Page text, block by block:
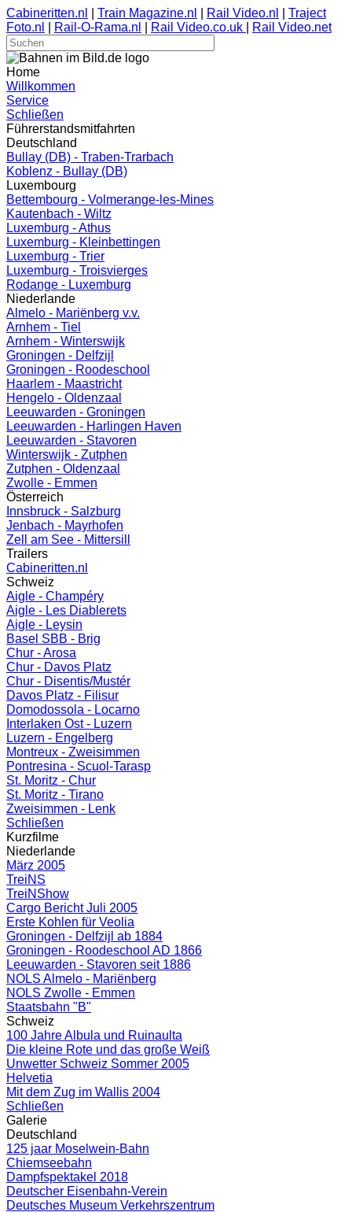
Cabineritten.nl Train Magazine.nl Rail Video.nl
Traject
Foto.nl
Rail-O-Rama.nl Rail Video.co.uk Rail Video.net
Home
Willkommen
Service
Schließen
Führerstandsmitfahrten
Deutschland
Bullay (DB) - Traben-Trarbach
Koblenz - Bullay (DB)
Luxembourg
Bettembourg - Volmerange-les-Mines
Kautenbach - Wiltz
Luxemburg - Athus
Luxemburg - Kleinbettingen
Luxemburg - Trier
Luxemburg - Troisvierges
Rodange - Luxemburg
Niederlande
Almelo - Mariënberg v.v.
Arnhem - Tiel
Arnhem - Winterswijk
Groningen - Delfzijl
Groningen - Roodeschool
Haarlem - Maastricht
Hengelo - Oldenzaal
Leeuwarden - Groningen
Leeuwarden - Harlingen Haven
Leeuwarden - Stavoren
Winterswijk - Zutphen
Zutphen - Oldenzaal
Zwolle - Emmen
Österreich
Innsbruck - Salzburg
Jenbach - Mayrhofen
Zell am See - Mittersill
Trailers
Cabineritten.nl
Schweiz
Aigle - Champéry
Aigle - Les Diablerets
Aigle - Leysin
Basel SBB - Brig
Chur - Arosa
Chur - Davos Platz
Chur - Disentis/Mustér
Davos Platz - Filisur
Domodossola - Locarno
Interlaken Ost - Luzern
Luzern - Engelberg
Montreux - Zweisimmen
Pontresina - Scuol-Tarasp
St. Moritz - Chur
St. Moritz - Tirano
Zweisimmen - Lenk
Schließen
Kurzfilme
Niederlande
März 2005
TreiNS
TreiNShow
Cargo Bericht Juli 2005
Erste Kohlen für Veolia
Groningen - Delfzijl ab 1884
Groningen - Roodeschool AD 1866
Leeuwarden - Stavoren seit 1886
NOLS Almelo - Mariënberg
NOLS Zwolle - Emmen
Staatsbahn "B"
Schweiz
100 Jahre Albula und Ruinaulta
Die kleine Rote und das große Weiß
Unwetter Schweiz Sommer 2005
Helvetia
Mit dem Zug im Wallis 2004
Schließen
Galerie
Deutschland
125 jaar Moselwein-Bahn
Chiemseebahn
Dampfspektakel 2018
Deutscher Eisenbahn-Verein
Deutsches Museum Verkehrszentrum